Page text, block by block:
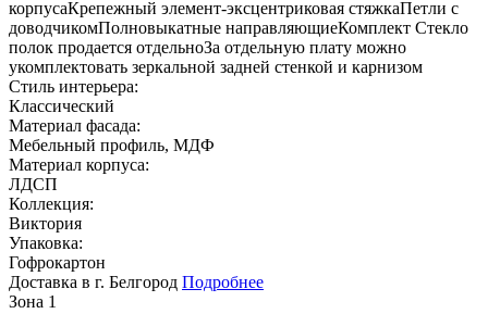
корпусаКрепежный элемент-эксцентриковая стяжкаПетли с
доводчикомПолновыкатные направляющиеКомплект Стекло
полок продается отдельноЗа отдельную плату можно
укомплектовать зеркальной задней стенкой и карнизом
Стиль интерьера:
Классический
Материал фасада:
Мебельный профиль, МДФ
Материал корпуса:
ЛДСП
Коллекция:
Виктория
Упаковка:
Гофрокартон
Доставка в г. Белгород Подробнее
Зона 1